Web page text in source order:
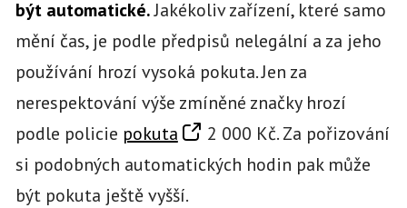
být automatické.Jakékoliv zařízení, které samo
mění čas, je podle předpisů nelegální a za jeho
používání hrozí vysoká pokuta. Jen za
nerespektování výše zmíněné značky hrozí
podle policie pokuta
2 000 Kč. Za pořizování
si podobných automatických hodin pak může
být pokuta ještě vyšší.